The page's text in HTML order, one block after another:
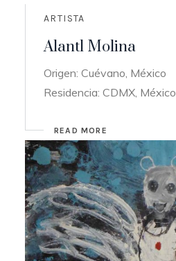
ARTISTA
Alantl Molina
Origen: Cuévano, México
Residencia: CDMX, México
READ MORE